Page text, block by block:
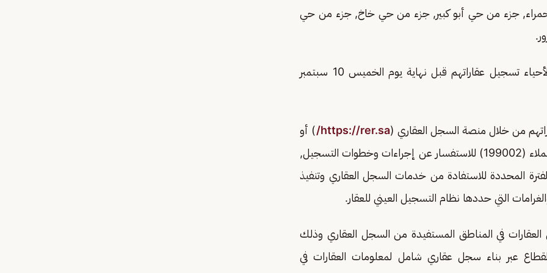
جزء من حي أبو كبير, جزء من حي خاخ, جزء من حي
ويجب على ملاك العقارات الواقعة في نطاق هذه الأحياء تسجيل عقاراتهم قبل نهاية يوم الخميس 10 سبتمبر
من خلال منصة السجل العقاري (https://rer.sa/ ) أو
تطبيق السجل العقاري, والتواصل مع مركز خدمة العملاء (199002) للاستفسار عن إجراءات وخطوات التسجيل,
المحددة للاستفادة من خدمات السجل العقاري وتنفيذ
التي حددها نظام التسجيل العيني للعقار.
في المناطق المستفيدة من السجل العقاري وذلك
عبر بناء سجل عقاري شامل لمعلومات العقارات في